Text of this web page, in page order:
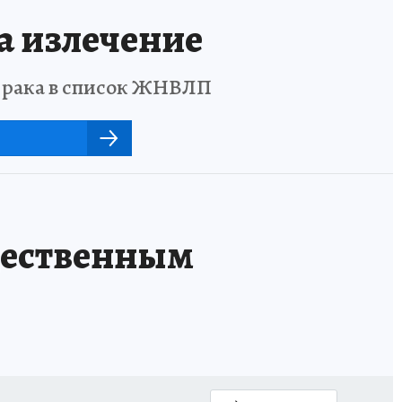
излечение
рака в список ЖНВЛП